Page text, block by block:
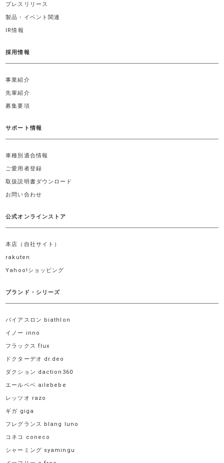
プレスリリース
製品・イベント関連
IR情報
採用情報
事業紹介
先輩紹介
募集要項
サポート情報
車種別適合情報
ご愛用者登録
取扱説明書ダウンロード
お問い合わせ
公式オンラインストア
本店（自社サイト）
rakuten
Yahoo!ショッピング
ブランド・シリーズ
バイアスロン biathlon
イノー inno
フラックス flux
ドクターデオ dr.deo
ダクション daction360
エールベベ ailebebe
レッツオ razo
ギガ giga
フレグランス blang luno
コネコ coneco
シャーミング syamingu